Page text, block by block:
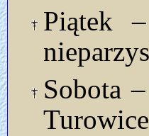
Piątek
Sobota